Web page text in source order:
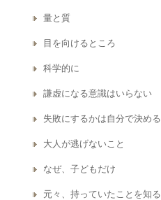
量と質
目を向けるところ
科学的に
謙虚になる意識はいらない
失敗にするかは自分で決める
大人が逃げないこと
なぜ、子どもだけ
元々、持っていたことを知る